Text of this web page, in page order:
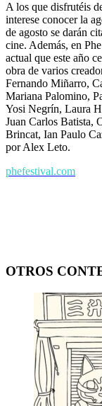
A los que disfrutéis
interese conocer la
de agosto se darán
cine. Además, en
actual que este año
obra de varios
Fernando Miñarro,
Mariana Palomino,
Yosi Negrín, Laura
Juan Carlos Batista,
Brincat, Ian Paulo
por Alex Leto.
phefestival.com
OTROS